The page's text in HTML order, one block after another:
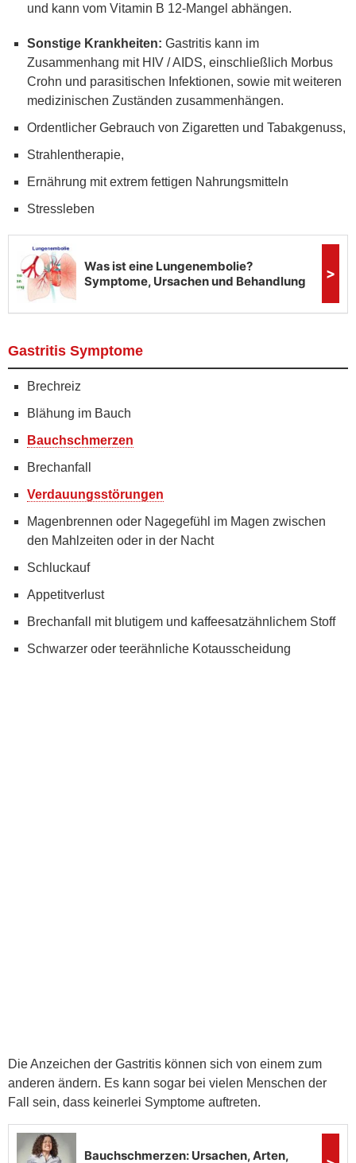
und kann vom Vitamin B 12-Mangel abhängen.
Sonstige Krankheiten: Gastritis kann im
Zusammenhang mit HIV / AIDS, einschließlich Morbus
Crohn und parasitischen Infektionen, sowie mit weiteren
medizinischen Zuständen zusammenhängen.
Ordentlicher Gebrauch von Zigaretten und Tabakgenuss,
Strahlentherapie,
Ernährung mit extrem fettigen Nahrungsmitteln
Stressleben
Gastritis Symptome
Brechreiz
Blähung im Bauch
Bauchschmerzen
Brechanfall
Verdauungsstörungen
Magenbrennen oder Nagegefühl im Magen zwischen
den Mahlzeiten oder in der Nacht
Schluckauf
Appetitverlust
Brechanfall mit blutigem und kaffeesatzähnlichem Stoff
Schwarzer oder teerähnliche Kotausscheidung
Die Anzeichen der Gastritis können sich von einem zum
anderen ändern. Es kann sogar bei vielen Menschen der
Fall sein, dass keinerlei Symptome auftreten.